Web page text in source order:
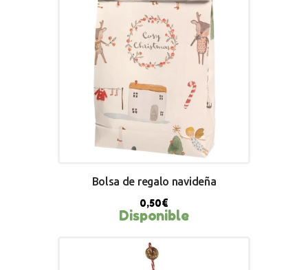
BUY NOW
Bolsa de regalo navideña
0,50€
Disponible